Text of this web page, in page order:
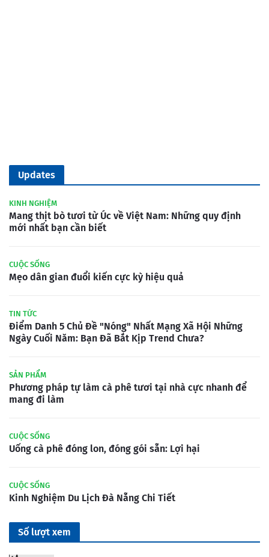
Updates
KINH NGHIỆM
Mang thịt bò tươi từ Úc về Việt Nam: Những quy định
mới nhất bạn cần biết
CUỘC SỐNG
Mẹo dân gian đuổi kiến cực kỳ hiệu quả
TIN TỨC
Điểm Danh 5 Chủ Đề "Nóng" Nhất Mạng Xã Hội Những
Ngày Cuối Năm: Bạn Đã Bắt Kịp Trend Chưa?
SẢN PHẨM
Phương pháp tự làm cà phê tươi tại nhà cực nhanh để
mang đi làm
CUỘC SỐNG
Uống cà phê đóng lon, đóng gói sẵn: Lợi hại
CUỘC SỐNG
Kinh Nghiệm Du Lịch Đà Nẵng Chi Tiết
Số lượt xem